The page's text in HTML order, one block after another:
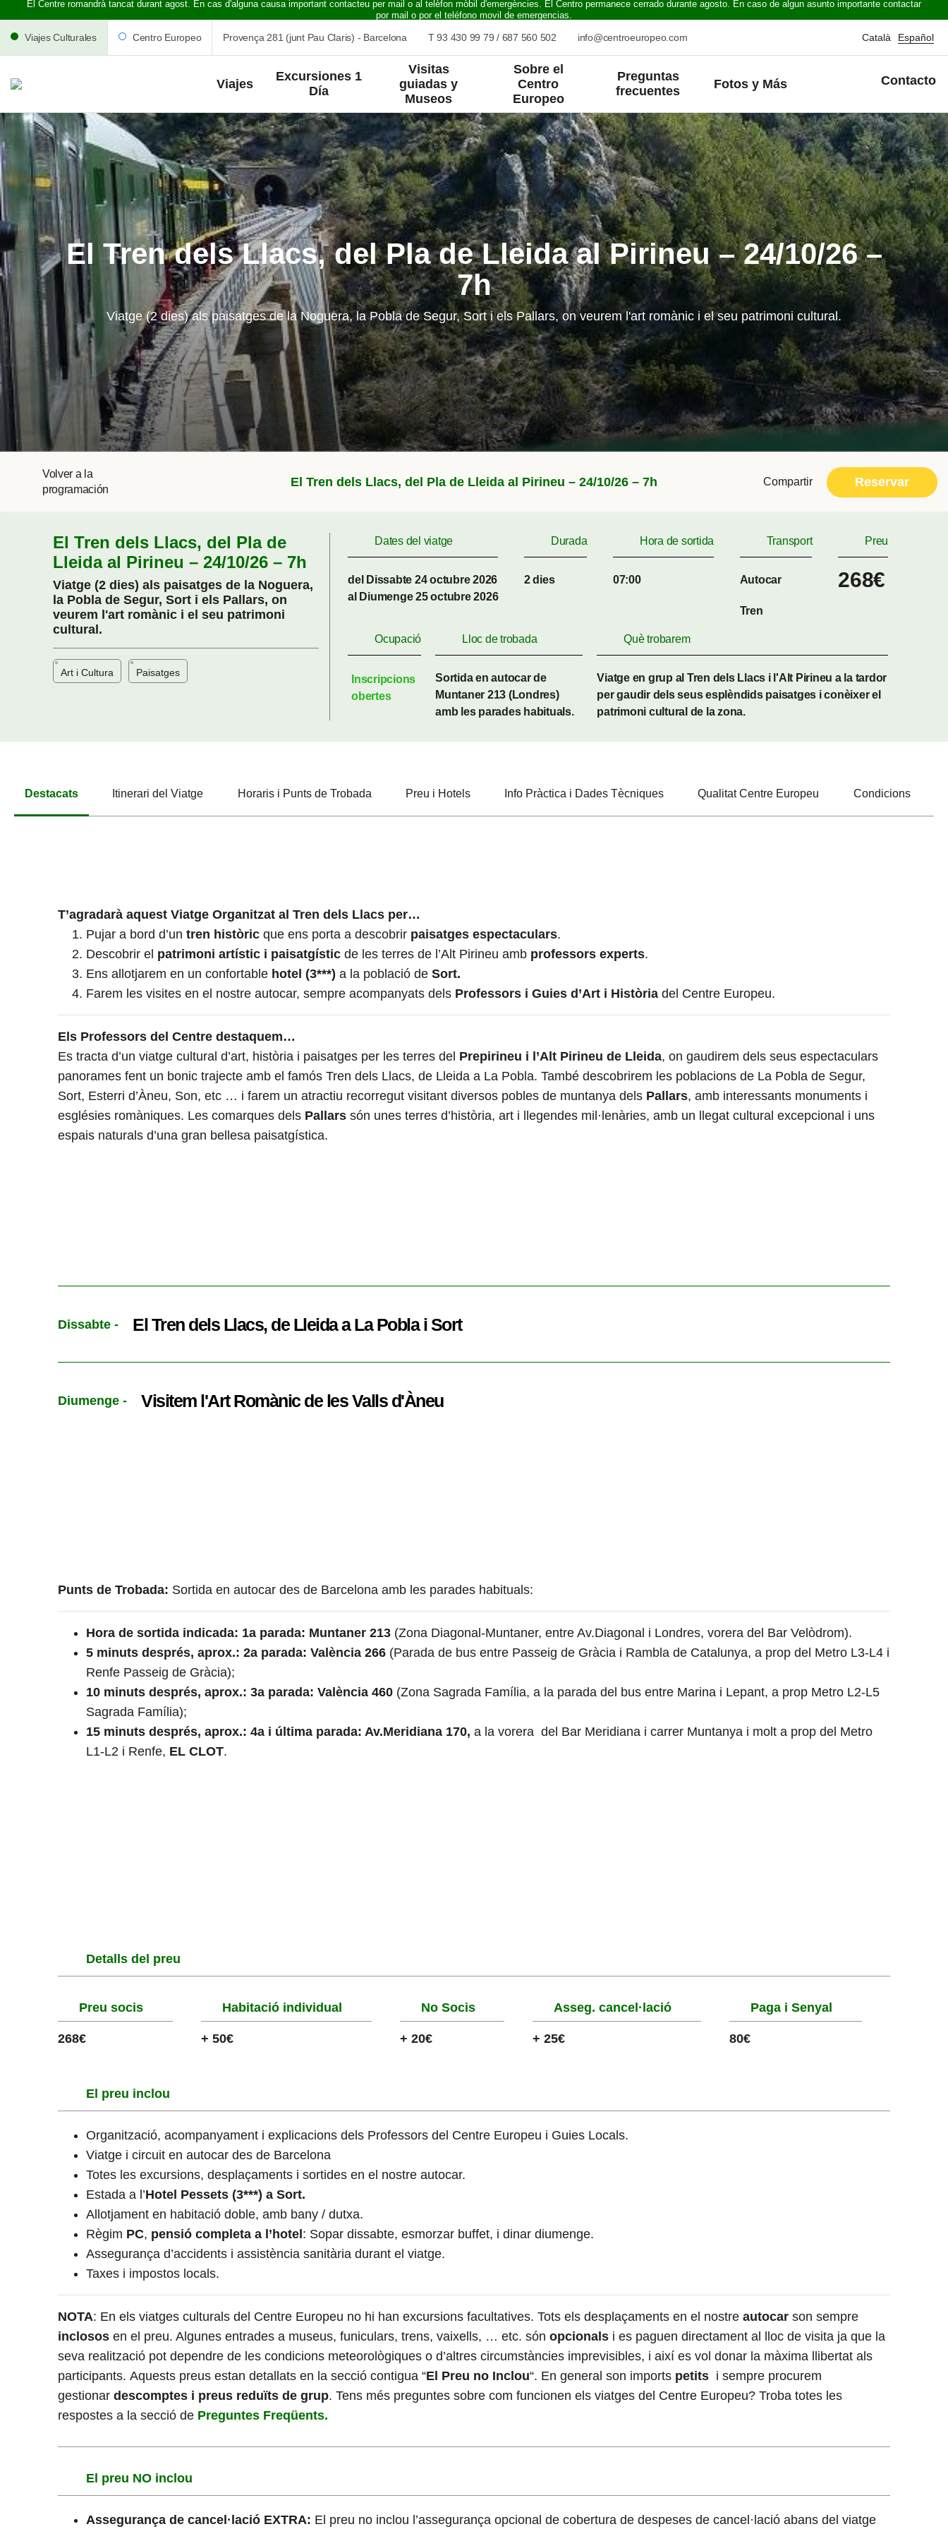
El Centre romandrà tancat durant agost. En cas d'alguna causa important contacteu per mail o al telèfon mòbil d'emergències. El Centro permanece cerrado durante agosto. En caso de algun asunto importante contactar
por mail o por el teléfono movil de emergencias.
Viajes Culturales Centro Europeo Provença 281 (junt Pau Claris) - Barcelona T93 430 99 79 / 687 560 502 info@centroeuropeo.com Català Español
Viajes
Excursiones 1
Día
Visitas
guiadas y
Museos
Sobre el
Centro
Europeo
Preguntas
frecuentes
Fotos y Más Contacto
El Tren dels Llacs, del Pla de Lleida al Pirineu – 24/10/26 –
7h
Viatge (2 dies) als paisatges de la Noguera, la Pobla de Segur, Sort i els Pallars, on veurem l'art romànic i el seu patrimoni cultural.
Volver a la
programación
El Tren dels Llacs, del Pla de Lleida al Pirineu – 24/10/26 – 7h Compartir Reservar
El Tren dels Llacs, del Pla de
Lleida al Pirineu – 24/10/26 – 7h
Viatge (2 dies) als paisatges de la Noguera,
la Pobla de Segur, Sort i els Pallars, on
veurem l'art romànic i el seu patrimoni
cultural.
Art i Cultura Paisatges
Dates del viatge
del Dissabte 24 octubre 2026
al Diumenge 25 octubre 2026
Durada
2 dies
Hora de sortida
07:00
Transport
Autocar
Tren
Preu
268€
Ocupació
Inscripcions
obertes
Lloc de trobada
Sortida en autocar de
Muntaner 213 (Londres)
amb les parades habituals.
Què trobarem
Viatge en grup al Tren dels Llacs i l'Alt Pirineu a la tardor
per gaudir dels seus esplèndids paisatges i conèixer el
patrimoni cultural de la zona.
Destacats Itinerari del Viatge Horaris i Punts de Trobada Preu i Hotels Info Pràctica i Dades Tècniques Qualitat Centre Europeu Condicions
T’agradarà aquest Viatge Organitzat al Tren dels Llacs per…
Pujar a bord d’un tren històric que ens porta a descobrir paisatges espectaculars.
Descobrir el patrimoni artístic i paisatgístic de les terres de l’Alt Pirineu amb professors experts.
Ens allotjarem en un confortable hotel (3***) a la població de Sort.
Farem les visites en el nostre autocar, sempre acompanyats dels Professors i Guies d’Art i Història del Centre Europeu.
Els Professors del Centre destaquem…
Es tracta d’un viatge cultural d’art, història i paisatges per les terres del Prepirineu i l’Alt Pirineu de Lleida, on gaudirem dels seus espectaculars
panorames fent un bonic trajecte amb el famós Tren dels Llacs, de Lleida a La Pobla. També descobrirem les poblacions de La Pobla de Segur,
Sort, Esterri d’Àneu, Son, etc … i farem un atractiu recorregut visitant diversos pobles de muntanya dels Pallars, amb interessants monuments i
esglésies romàniques. Les comarques dels Pallars són unes terres d’història, art i llegendes mil·lenàries, amb un llegat cultural excepcional i uns
espais naturals d’una gran bellesa paisatgística.
Dissabte - El Tren dels Llacs, de Lleida a La Pobla i Sort
Diumenge - Visitem l'Art Romànic de les Valls d'Àneu
Punts de Trobada: Sortida en autocar des de Barcelona amb les parades habituals:
Hora de sortida indicada: 1a parada: Muntaner 213 (Zona Diagonal-Muntaner, entre Av.Diagonal i Londres, vorera del Bar Velòdrom).
5 minuts després, aprox.: 2a parada: València 266 (Parada de bus entre Passeig de Gràcia i Rambla de Catalunya, a prop del Metro L3-L4 i
Renfe Passeig de Gràcia);
10 minuts després, aprox.: 3a parada: València 460 (Zona Sagrada Família, a la parada del bus entre Marina i Lepant, a prop Metro L2-L5
Sagrada Família);
15 minuts després, aprox.: 4a i última parada: Av.Meridiana 170, a la vorera del Bar Meridiana i carrer Muntanya i molt a prop del Metro
L1-L2 i Renfe, EL CLOT.
Detalls del preu
Preu socis
268€
Habitació individual
+ 50€
No Socis
+ 20€
Asseg. cancel·lació
+ 25€
Paga i Senyal
80€
El preu inclou
Organització, acompanyament i explicacions dels Professors del Centre Europeu i Guies Locals.
Viatge i circuit en autocar des de Barcelona
Totes les excursions, desplaçaments i sortides en el nostre autocar.
Estada a l’Hotel Pessets (3***) a Sort.
Allotjament en habitació doble, amb bany / dutxa.
Règim PC, pensió completa a l’hotel : Sopar dissabte, esmorzar buffet, i dinar diumenge.
Assegurança d’accidents i assistència sanitària durant el viatge.
Taxes i impostos locals.
NOTA: En els viatges culturals del Centre Europeu no hi han excursions facultatives. Tots els desplaçaments en el nostre autocar son sempre
inclosos en el preu. Algunes entrades a museus, funiculars, trens, vaixells, … etc. són opcionals i es paguen directament al lloc de visita ja que la
seva realització pot dependre de les condicions meteorològiques o d’altres circumstàncies imprevisibles, i així es vol donar la màxima llibertat als
participants. Aquests preus estan detallats en la secció contigua “El Preu no Inclou“. En general son imports petits i sempre procurem
gestionar descomptes i preus reduïts de grup. Tens més preguntes sobre com funcionen els viatges del Centre Europeu? Troba totes les
respostes a la secció de Preguntes Freqüents.
El preu NO inclou
Assegurança de cancel·lació EXTRA: El preu no inclou l’assegurança opcional de cobertura de despeses de cancel·lació abans del viatge